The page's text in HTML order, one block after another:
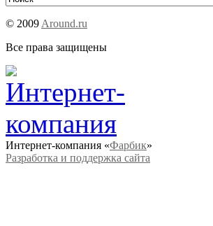
© 2009 Around.ru
Все права защищены
Интернет-компания «Фарбик»
Разработка и поддержка сайта